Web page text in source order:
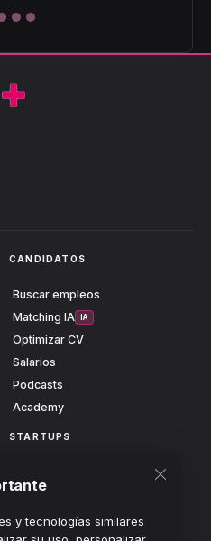
CANDIDATOS
Buscar empleos
Matching IA
IA
Optimizar CV
Salarios
Podcasts
Academy
STARTUPS
Grow
Scale soon
y tecnologías similares